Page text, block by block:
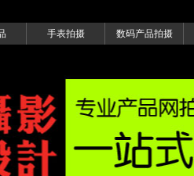
手表拍摄 数码产品拍摄